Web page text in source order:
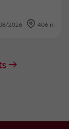
2026 406 m